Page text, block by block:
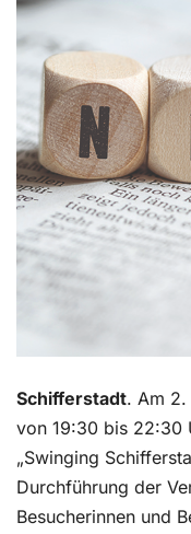
Schifferstadt. Am
von 19:30 bis 22:30
„Swinging
Durchführung der
Besucherinnen und